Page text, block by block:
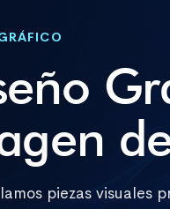
piezas visuales